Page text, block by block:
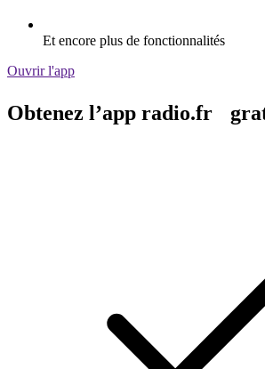
Et encore plus de fonctionnalités
Ouvrir l'app
Obtenez l’app radio.fr